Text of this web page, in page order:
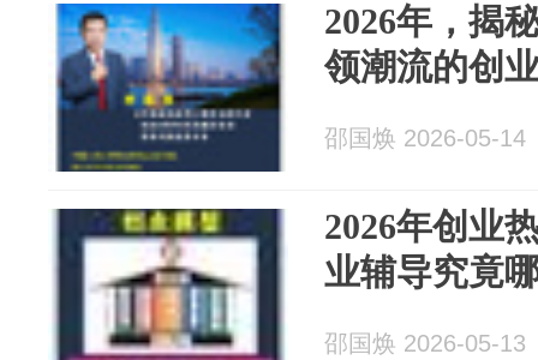
2026年，揭
领潮流的创
邵国焕 2026-05-14
2026年创业
业辅导究竟
邵国焕 2026-05-13